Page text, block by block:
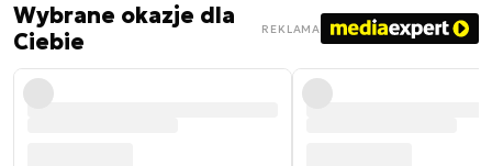
Wybrane okazje dla
Ciebie
REKLAMA